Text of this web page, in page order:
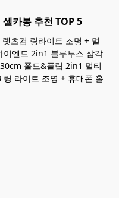
카봉 추천 TOP 5
츠컴 링라이트 조명 + 멀
이엔드 2in1 블루투스 삼각
폴드&플립 2in1 멀티
라이트 조명 + 휴대폰 홀